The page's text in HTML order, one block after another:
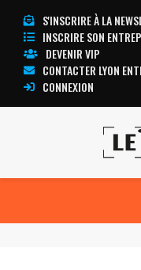
S'INSCRIRE À LA
INSCRIRE SON
DEVENIR VIP
CONTACTER LYON
CONNEXION